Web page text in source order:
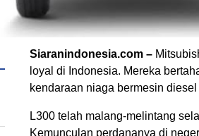
Siaranindonesia.com –
loyal di Indonesia. Mereka
kendaraan niaga bermesin diesel
L300 telah malang-melintang
Kemunculan perdananya di